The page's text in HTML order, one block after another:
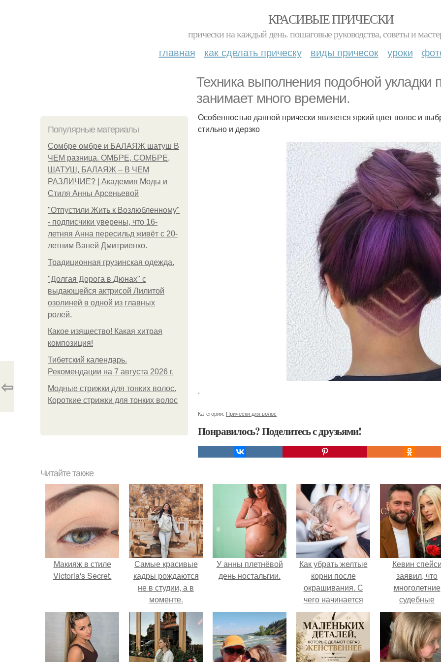
КРАСИВЫЕ ПРИЧЕСКИ
прически на каждый день. пошаговые руководства, советы и
главная как сделать прическу виды причесок уроки
Техника выполнения подобной
занимает много времени.
Популярные материалы
Сомбре омбре и БАЛАЯЖ шатуш В
ЧЕМ разница. ОМБРЕ, СОМБРЕ,
ШАТУШ, БАЛАЯЖ – В ЧЕМ
РАЗЛИЧИЕ? | Академия Моды и
Стиля Анны Арсеньевой
"Отпустили Жить к Возлюбленному"
- подписчики уверены, что 16-
летняя Анна пересильд живёт с 20-
летним Ваней Дмитриенко.
Традиционная грузинская одежда.
"Долгая Дорога в Дюнах" с
выдающейся актрисой Лилитой
озолиней в одной из главных
ролей.
Какое изящество! Какая хитрая
композиция!
Тибетский календарь.
Рекомендации на 7 августа 2026 г.
Модные стрижки для тонких волос.
Короткие стрижки для тонких волос
Особенностью данной прически является яркий цвет волос и
стильно и дерзко
.
Категории: Прически для волос
Понравилось? Поделитесь с друзьями!
⇦
Читайте также
Макияж в стиле
Victoria's Secret.
Самые красивые
кадры рождаются
не в студии, а в
моменте.
У анны плетнёвой
день ностальгии.
Как убрать желтые
корни после
окрашивания. С
чего начинается
желтизна
Кевин
заявил, что
многолетние
судебные
практически
уничтожили
состояние.